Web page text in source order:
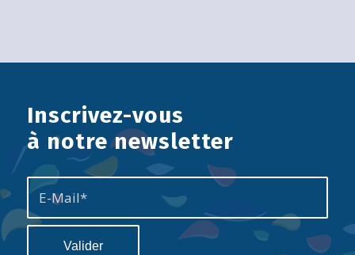
Inscrivez-vous
à notre newsletter